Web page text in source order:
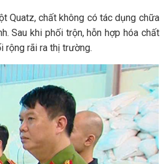
Quatz, chất không có tác dụng chữa
Sau khi phối trộn, hỗn hợp hóa chất
rộng rãi ra thị trường.